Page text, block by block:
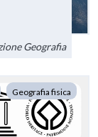
Geografia
Geografia fisica